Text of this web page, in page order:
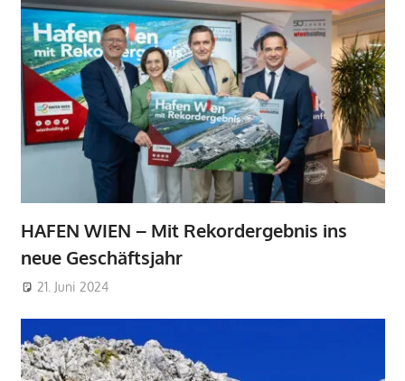
HAFEN WIEN – Mit Rekordergebnis ins
neue Geschäftsjahr
21. Juni 2024